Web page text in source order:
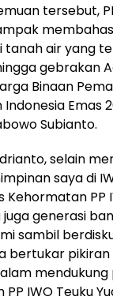
tersebut,
tanah air yang
gebrakan
Binaan
Indonesia Emas
Subianto.
selain
saya di
Kehormatan PP
juga generasi
sambil
bertukar
PP IWO Teuku